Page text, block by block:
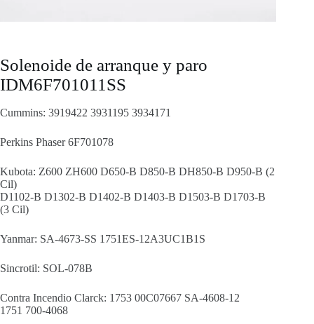
Solenoide de arranque y paro
IDM6F701011SS
Cummins: 3919422 3931195 3934171
Perkins Phaser 6F701078
Kubota: Z600 ZH600 D650-B D850-B DH850-B D950-B (2
Cil)
D1102-B D1302-B D1402-B D1403-B D1503-B D1703-B
(3 Cil)
Yanmar: SA-4673-SS 1751ES-12A3UC1B1S
Sincrotil: SOL-078B
Contra Incendio Clarck: 1753 00C07667 SA-4608-12
1751 700-4068